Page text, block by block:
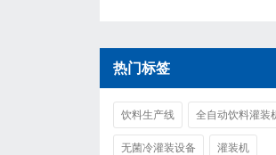
热门标签
饮料生产线 全自动饮料灌装
无菌冷灌装设备 灌装机